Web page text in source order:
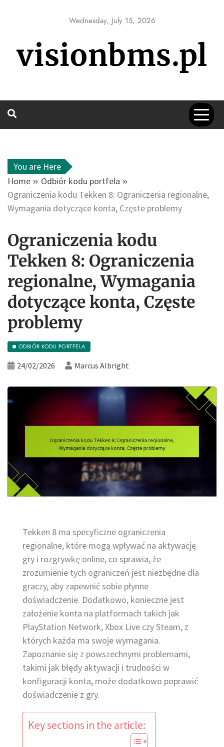
Wednesday, July 15, 2026
visionbms.pl
You are Here
Home
Odbiór kodu portfela
Ograniczenia kodu Tekken 8: Ograniczenia regionalne,
Wymagania dotyczące konta, Częste problemy
Ograniczenia kodu
Tekken 8: Ograniczenia
regionalne, Wymagania
dotyczące konta, Częste
problemy
ODBIÓR KODU PORTFELA
24/02/2026 Marcus Albright
Tekken 8 ma specyficzne ograniczenia
regionalne, które mogą wpływać na aktywację
gry i rozgrywkę online, co sprawia, że
zrozumienie tych ograniczeń jest niezbędne dla
graczy, aby zapewnić sobie płynne
doświadczenie. Dodatkowo, konieczne jest
założenie konta na platformach takich jak
PlayStation Network, Xbox Live czy Steam, z
których każda ma swoje wymagania.
Zapoznanie się z powszechnymi problemami,
takimi jak błędy aktywacji i trudności w
konfiguracji konta, może dodatkowo poprawić
doświadczenie z gry.
Key sections in the article: